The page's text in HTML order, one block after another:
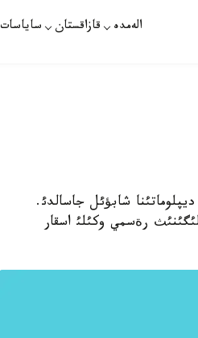
الەمدە قازاقستان ساياسات
ديپلوماتئنا شابؤئل جاسالدئ.
رةسمي وكئلئ اسقار